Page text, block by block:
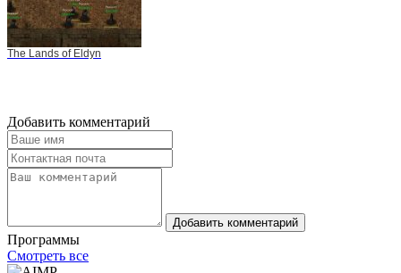
The Lands of Eldyn
Добавить комментарий
Добавить комментарий
Программы
Смотреть все